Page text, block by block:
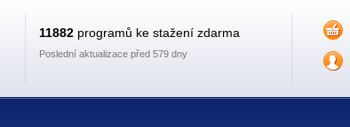
11882 programů ke stažení zdarma
Poslední aktualizace před 579 dny